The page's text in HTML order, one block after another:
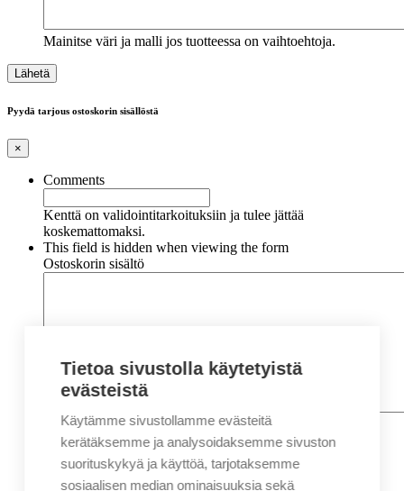
Mainitse väri ja malli jos tuotteessa on vaihtoehtoja.
Pyydä tarjous ostoskorin sisällöstä
×
Comments
Kenttä on validointitarkoituksiin ja tulee jättää
koskemattomaksi.
This field is hidden when viewing the form
Ostoskorin sisältö
Nimi*
Etunimi
Sukunimi
Tietoa sivustolla käytetyistä
evästeistä
Käytämme sivustollamme evästeitä
kerätäksemme ja analysoidaksemme sivuston
suorituskykyä ja käyttöä, tarjotaksemme
sosiaalisen median ominaisuuksia sekä